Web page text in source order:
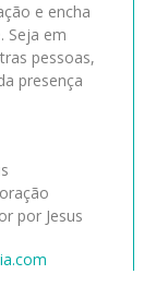
e encha
Seja em
pessoas,
presença
por Jesus